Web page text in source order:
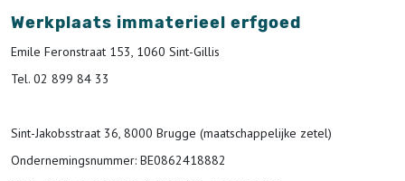
Werkplaats immaterieel erfgoed
Emile Feronstraat 153, 1060 Sint-Gillis
Tel. 02 899 84 33
Sint-Jakobsstraat 36, 8000 Brugge (maatschappelijke zetel)
Ondernemingsnummer: BE0862418882